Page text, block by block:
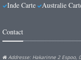
Inde Carte Australie
Contact
Addresse: Hakarinne 2 Espoo,